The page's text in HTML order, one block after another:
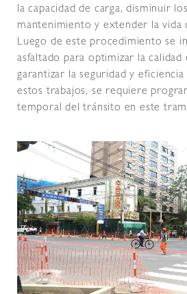
la capacidad de carga, disminuir
mantenimiento y extender la vida
Luego de este procedimiento se
asfaltado para optimizar la calidad
garantizar la seguridad y
estos trabajos, se requiere
temporal del tránsito en este